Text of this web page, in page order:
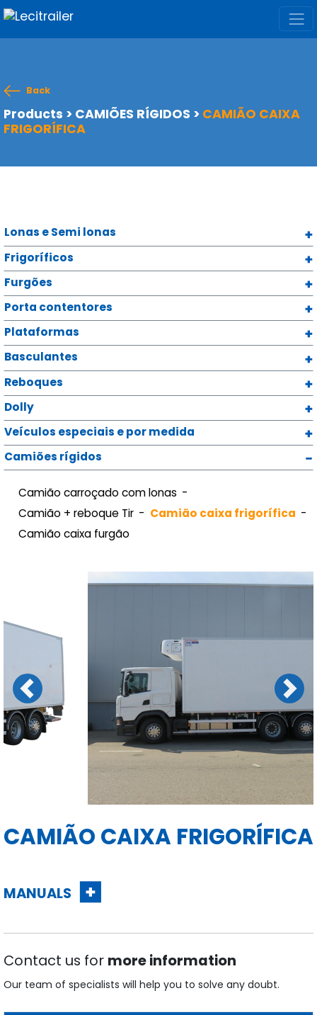
Back
Products > CAMIÕES RÍGIDOS > CAMIÃO CAIXA
FRIGORÍFICA
Lonas e Semi lonas
Frigoríficos
Furgões
Porta contentores
Plataformas
Basculantes
Reboques
Dolly
Veículos especiais e por medida
Camiões rígidos
Camião carroçado com lonas
Camião + reboque Tir
Camião caixa frigorífica
Camião caixa furgão
Previous Next
CAMIÃO CAIXA FRIGORÍFICA
MANUALS
Contact us for more information
Our team of specialists will help you to solve any doubt.